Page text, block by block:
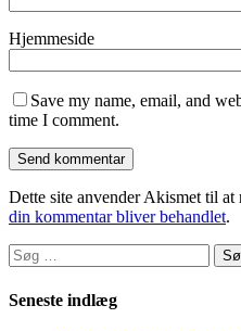
Hjemmeside
Save my name, email, and
time I comment.
Dette site anvender Akismet til at
din kommentar bliver behandlet.
Søg
efter:
Seneste indlæg